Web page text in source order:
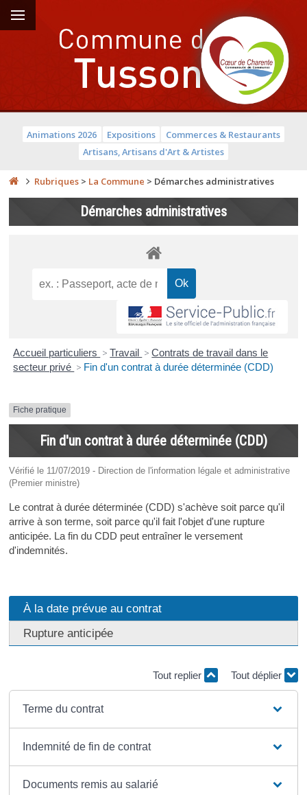
Animations 2026 Expositions
Commerces & Restaurants
Artisans, Artisans d'Art & Artistes
Rubriques > La Commune > Démarches administratives
Démarches administratives
Accueil particuliers > Travail > Contrats de travail dans le
secteur privé > Fin d'un contrat à durée déterminée (CDD)
Fiche pratique
Fin d'un contrat à durée déterminée (CDD)
Vérifié le 11/07/2019 - Direction de l'information légale et administrative
(Premier ministre)
Le contrat à durée déterminée (CDD) s'achève soit parce qu'il
arrive à son terme, soit parce qu'il fait l'objet d'une rupture
anticipée. La fin du CDD peut entraîner le versement
d'indemnités.
À la date prévue au contrat
Rupture anticipée
Tout replier Tout déplier
Terme du contrat
Indemnité de fin de contrat
Documents remis au salarié